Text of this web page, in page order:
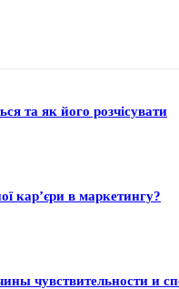
та як його розчісувати
кар’єри в маркетингу?
чувствительности и